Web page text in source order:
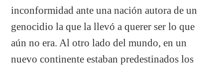
inconformidad ante una nación autora de un
genocidio la que la llevó a querer ser lo que
aún no era. Al otro lado del mundo, en un
nuevo continente estaban predestinados los